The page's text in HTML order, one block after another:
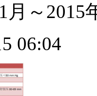
月～2015
06:04